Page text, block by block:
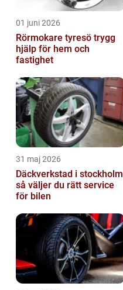
01 juni 2026
Rörmokare tyresö trygg
hjälp för hem och
fastighet
31 maj 2026
Däckverkstad i stockholm
så väljer du rätt service
för bilen